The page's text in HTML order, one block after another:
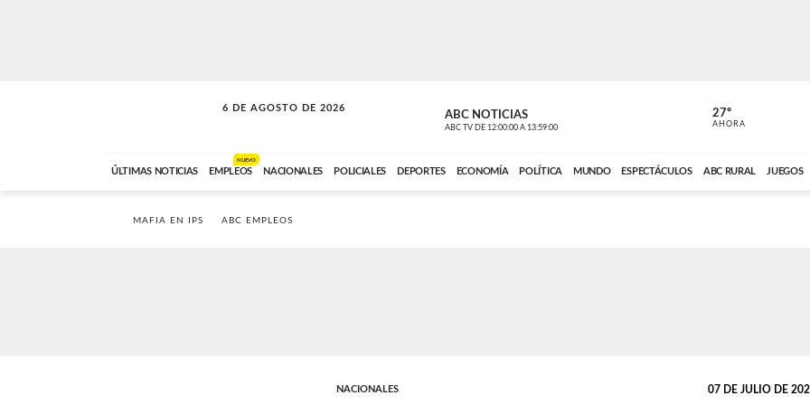
6 DE AGOSTO DE 2026
A DE LA TARDE ABC NOTICIAS
ABC TV DE 12:00:00 A 13:59:00 ABC CARDINAL
27º
AHORA
ÚLTIMAS NOTICIAS EMPLEOS
NUEVO
NACIONALES POLICIALES DEPORTES ECONOMÍA POLÍTICA MUNDO ESPECTÁCULOS ABC RURAL JUEGOS
MAFIA EN IPS ABC EMPLEOS
NACIONALES 07 DE JULIO DE